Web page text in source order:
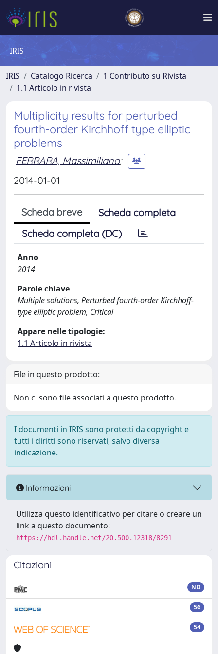
IRIS
IRIS Catalogo Ricerca
1 Contributo su Rivista
1.1 Articolo in rivista
Multiplicity results for perturbed
fourth-order Kirchhoff type elliptic
problems
FERRARA, Massimiliano;
2014-01-01
Scheda breve
Scheda completa
Scheda completa (DC)
Anno
2014
Parole chiave
Multiple solutions, Perturbed fourth-order Kirchhoff-
type elliptic problem, Critical
Appare nelle tipologie:
1.1 Articolo in rivista
File in questo prodotto:
Non ci sono file associati a questo prodotto.
I documenti in IRIS sono protetti da copyright e
tutti i diritti sono riservati, salvo diversa
indicazione.
Informazioni
Utilizza questo identificativo per citare o creare un
link a questo documento:
https://hdl.handle.net/20.500.12318/8291
Citazioni
ND
56
54